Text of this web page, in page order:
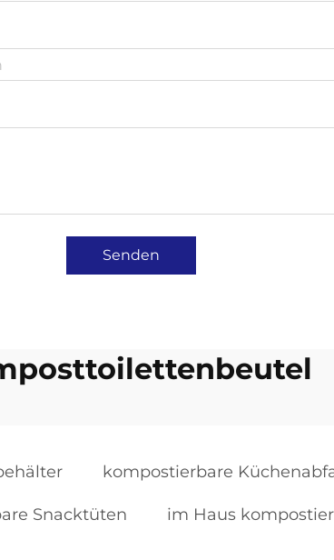
Senden
kompostierbare
Snacktüten im Haus